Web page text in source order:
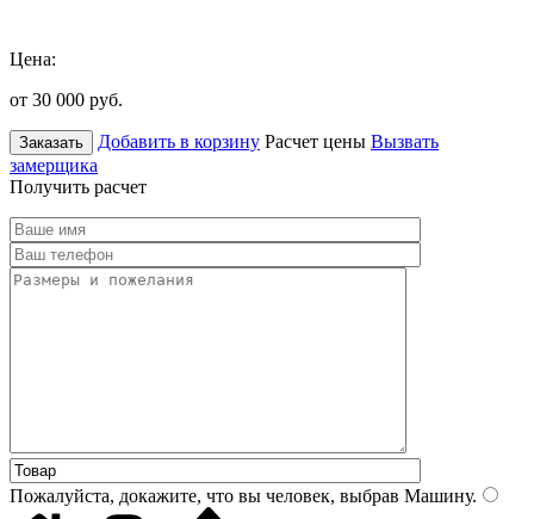
Цена:
от 30 000 руб.
Заказать Добавить в корзину Расчет цены Вызвать
замерщика
Получить расчет
Пожалуйста, докажите, что вы человек, выбрав Машину.